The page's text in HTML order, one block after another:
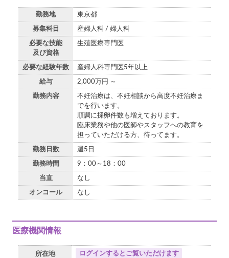
勤務地 東京都
募集科目 産婦人科 / 婦人科
必要な技能
及び資格
生殖医療専門医
必要な経験年数 産婦人科専門医5年以上
給与 2,000万円 ～
勤務内容
不妊治療は、不妊相談から高度不妊治療ま
でを行います。
順調に採卵件数も増えております。
臨床業務や他の医師やスタッフへの教育を
担っていただける方、待ってます。
勤務日数 週5日
勤務時間 9：00～18：00
当直 なし
オンコール なし
医療機関情報
所在地 ログインするとご覧いただけます